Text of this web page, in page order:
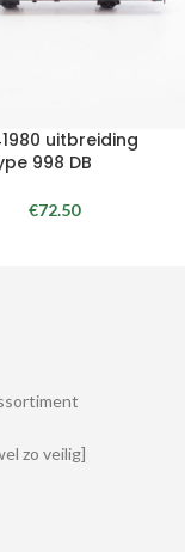
uitbreiding
998 DB
€72.50
zo veilig]